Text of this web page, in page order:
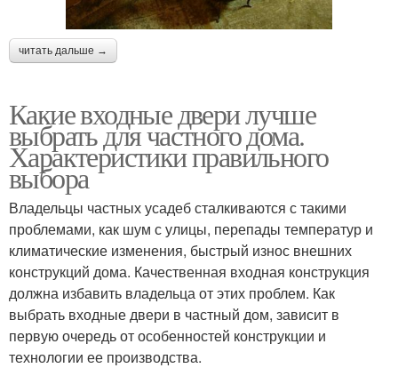
читать дальше →
Какие входные двери лучше
выбрать для частного дома.
Характеристики правильного
выбора
Владельцы частных усадеб сталкиваются с такими
проблемами, как шум с улицы, перепады температур и
климатические изменения, быстрый износ внешних
конструкций дома. Качественная входная конструкция
должна избавить владельца от этих проблем. Как
выбрать входные двери в частный дом, зависит в
первую очередь от особенностей конструкции и
технологии ее производства.